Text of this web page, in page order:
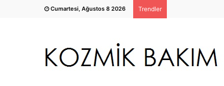
Cumartesi, Ağustos 8 2026 Trendler